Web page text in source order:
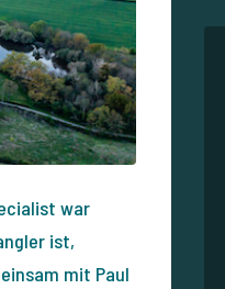
war
ist,
mit Paul